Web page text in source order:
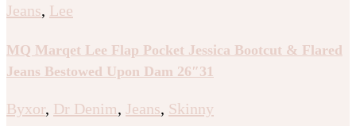
Jeans, Lee
MQ Marqet Lee Flap Pocket Jessica Bootcut & Flared
Jeans Bestowed Upon Dam 26″31
Byxor, Dr Denim, Jeans, Skinny